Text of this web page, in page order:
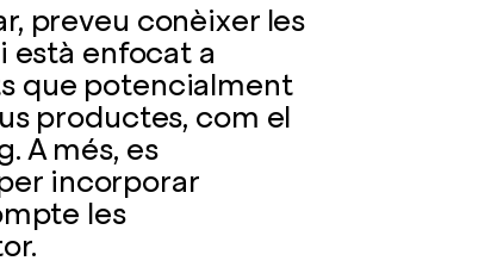
preveu conèixer les
està enfocat a
que potencialment
productes, com el
A més, es
incorporar
les